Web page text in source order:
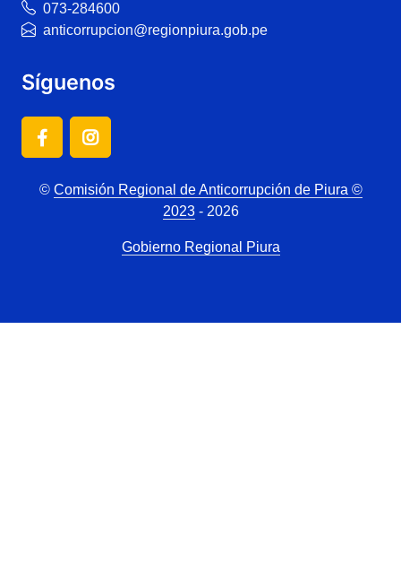
073-284600
anticorrupcion@regionpiura.gob.pe
Síguenos
© Comisión Regional de Anticorrupción de Piura ©
2023- 2026
Gobierno Regional Piura